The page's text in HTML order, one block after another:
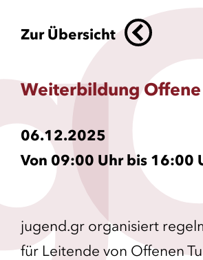
Zur Übersicht
Weiterbildung Offene
06.12.2025
Von 09:00 Uhr bis 16:00
jugend.gr organisiert
für Leitende von Offenen